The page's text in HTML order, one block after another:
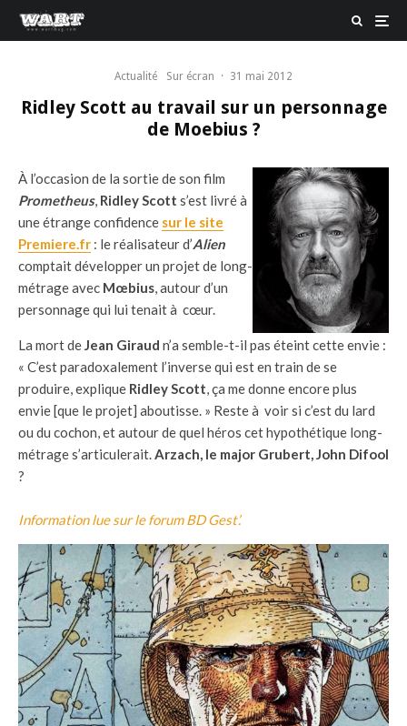
Actualité Sur écran · 31 mai 2012
Ridley Scott au travail sur un personnage
de Moebius ?
À l’occasion de la sortie de son film
Prometheus, Ridley Scott s’est livré à
une étrange confidence sur le site
Premiere.fr : le réalisateur d’Alien
comptait développer un projet de long-
métrage avec Mœbius, autour d’un
personnage qui lui tenait à cœur.
La mort deJean Giraud n’a semble-t-il pas éteint cette envie :
« C’est paradoxalement l’inverse qui est en train de se
produire, explique Ridley Scott, ça me donne encore plus
envie [que le projet] aboutisse. » Reste à voir si c’est du lard
ou du cochon, et autour de quel héros cet hypothétique long-
métrage s’articulerait.Arzach, le major Grubert, John Difool
?
Information lue sur le forum BD Gest’.